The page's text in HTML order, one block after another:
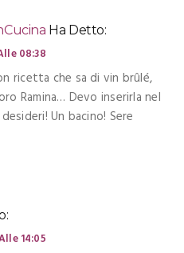
Ha Detto:
08:38
ricetta che sa di vin brûlé,
Ramina… Devo inserirla nel
Un bacino! Sere
14:05